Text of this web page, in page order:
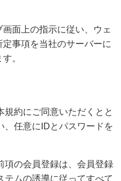
面上の指示に従い、ウェ
事項を当社のサーバーに
。
約にご同意いただくとと
、任意にIDとパスワードを
項の会員登録は、会員登録
テムの誘導に従ってすべて